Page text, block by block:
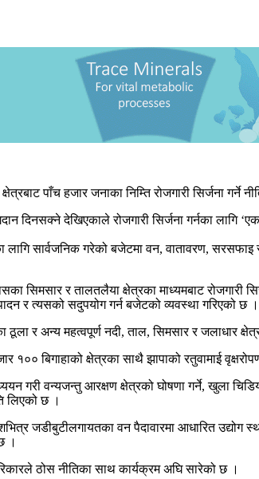
पाँच हजार जनाका निम्ति रोजगारी सिर्जना गर्ने
दिनसक्ने देखिएकाले रोजगारी सिर्जना गर्नका लागि
सार्वजनिक गरेको बजेटमा वन, वातावरण, सरसफाइ
र तालतलैया क्षेत्रका माध्यमबाट रोजगारी
र त्यसको सदुपयोग गर्न बजेटको व्यवस्था गरिएको छ ।
र अन्य महत्वपूर्ण नदी, ताल, सिमसार र जलाधार
१०० बिगाहाको क्षेत्रका साथै झापाको रतुवामाई
गरी वन्यजन्तु आरक्षण क्षेत्रको घोषणा गर्ने, खुला
लिएको छ ।
जडीबुटीलगायतका वन पैदावारमा आधारित उद्योग
।
ठोस नीतिका साथ कार्यक्रम अघि सारेको छ ।